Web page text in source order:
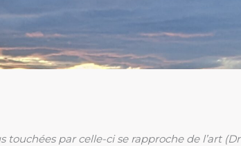
touchées par celle-ci se rapproche de l’art (Dr